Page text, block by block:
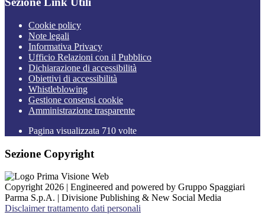
Cookie policy
Note legali
Informativa Privacy
Ufficio Relazioni con il Pubblico
Dichiarazione di accessibilità
Obiettivi di accessibilità
Whistleblowing
Gestione consensi cookie
Amministrazione trasparente
Pagina visualizzata 710 volte
Sezione Copyright
Copyright 2026 | Engineered and powered by Gruppo Spaggiari
Parma S.p.A. | Divisione Publishing & New Social Media
Disclaimer trattamento dati personali